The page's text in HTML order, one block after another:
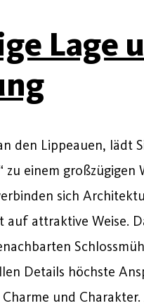
Lage
den Lippeauen, lädt
zu einem großzügigen
sich
attraktive Weise.
Details höchste
und